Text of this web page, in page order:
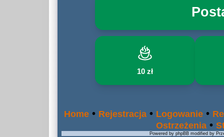
10 zł
Home • Rejestracja • Logowanie •
Ostrzeżenia •
Powered by phpBB modified by